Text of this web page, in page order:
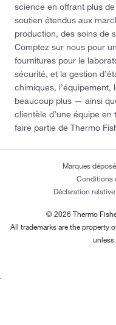
science en offrant plus
soutien étendus aux
production, des soins de
Comptez sur nous pour
fournitures pour le
sécurité, et la gestion
chimiques,
beaucoup plus — ainsi
clientèle d’une équipe en
faire partie de Thermo
Marques
Conditions
Déclaration
© 2026 Thermo
All trademarks are the property
unless